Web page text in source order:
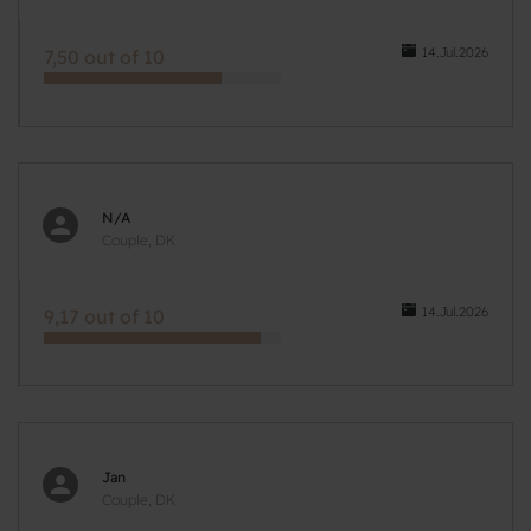
14.Jul.2026
7,50 out of 10
N/A
Couple, DK
14.Jul.2026
9,17 out of 10
Jan
Couple, DK